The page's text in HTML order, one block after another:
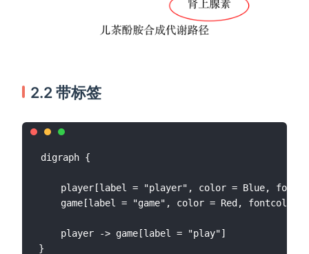
2.2 带标签
digraph {
player[label = "player", color = Blue,
game[label = "game", color = Red, fontcolor
    player -> game[label = "play"]